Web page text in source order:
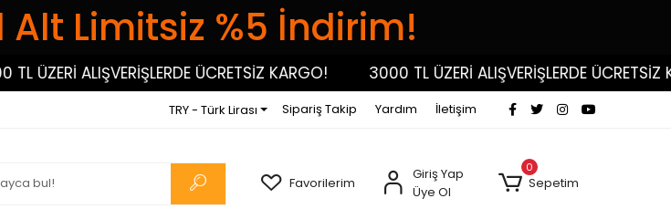
Alt Limitsiz %5 İndirim!
ALIŞVERİŞLERDE ÜCRETSİZ KARGO! 3000 TL ÜZERİ ALIŞVERİŞLERDE ÜCRETSİZ
TRY - Türk Lirası Sipariş Takip Yardım İletişim
Favorilerim
Giriş Yap
Üye Ol
0
Sepetim